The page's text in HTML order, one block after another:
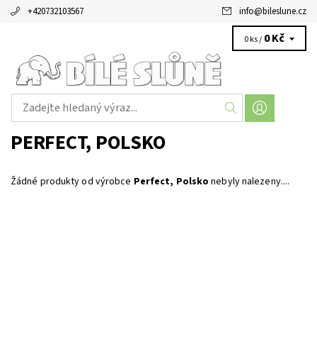
+420732103567 info@bileslune.cz
0 ks / 0 Kč
PERFECT, POLSKO
Žádné produkty od výrobce Perfect, Polsko nebyly nalezeny....